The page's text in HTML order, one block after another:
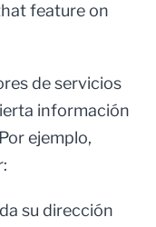
feature on
de servicios
información
ejemplo,
su dirección